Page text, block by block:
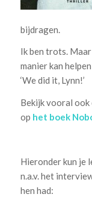
bijdragen.
Ik ben trots.
manier kan
‘We did it, Lynn!’
Bekijk vooral ook
op het boek
Hieronder kun je
n.a.v. het
hen had: